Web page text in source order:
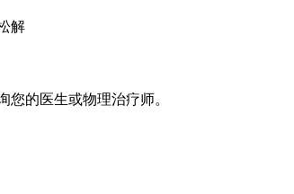
解
您的医生或物理治疗师。